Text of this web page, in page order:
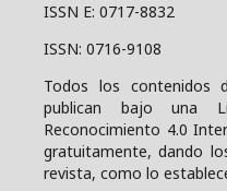
ISSN E: 0717-8832
ISSN: 0716-9108
Todos los contenidos
publican bajo una
Reconocimiento 4.0
gratuitamente, dando
revista, como lo